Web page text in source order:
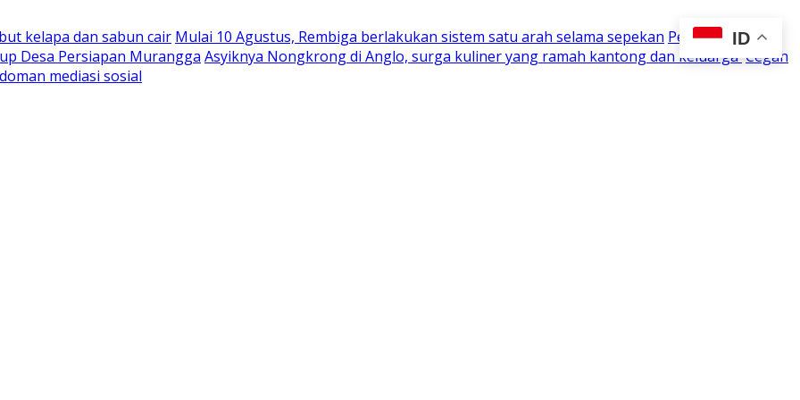
kelapa dan sabun cair Mulai 10 Agustus, Rembiga berlakukan sistem satu arah selama sepekan Perjuangan 15
Desa Persiapan Murangga Asyiknya Nongkrong di Anglo, surga kuliner yang ramah kantong dan keluargaCegah
mediasi sosial
ID